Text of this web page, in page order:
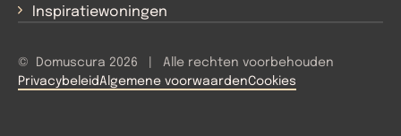
Inspiratiewoningen
© Domuscura 2026 | Alle rechten voorbehouden
PrivacybeleidAlgemene voorwaardenCookies